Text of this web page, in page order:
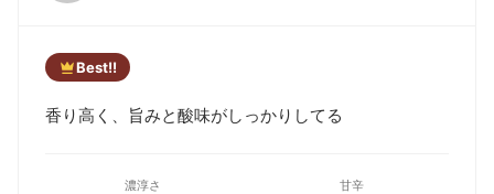
Best!!
香り高く、旨みと酸味がしっかりしてる
濃淳さ 甘辛